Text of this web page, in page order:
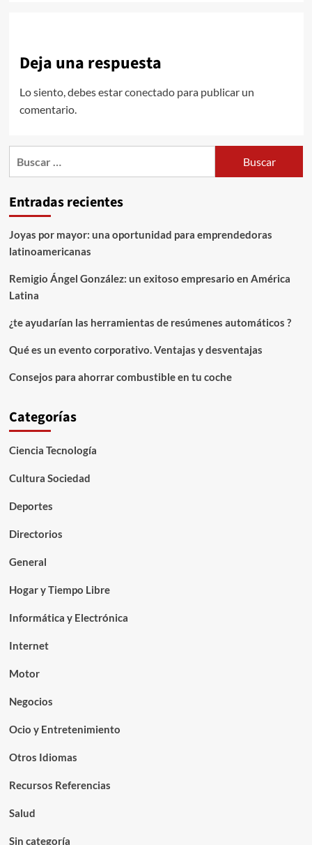
Deja una respuesta
Lo siento, debes estarconectadopara publicar un
comentario.
Entradas recientes
Joyas por mayor: una oportunidad para emprendedoras
latinoamericanas
Remigio Ángel González: un exitoso empresario en América
Latina
¿te ayudarían las herramientas de resúmenes automáticos ?
Qué es un evento corporativo. Ventajas y desventajas
Consejos para ahorrar combustible en tu coche
Categorías
Ciencia Tecnología
Cultura Sociedad
Deportes
Directorios
General
Hogar y Tiempo Libre
Informática y Electrónica
Internet
Motor
Negocios
Ocio y Entretenimiento
Otros Idiomas
Recursos Referencias
Salud
Sin categoría